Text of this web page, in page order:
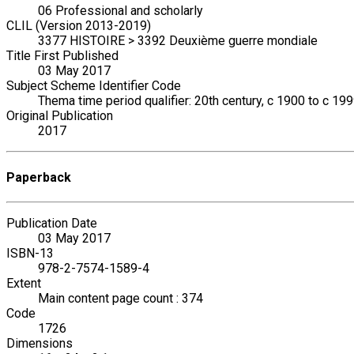
06 Professional and scholarly
CLIL (Version 2013-2019)
3377 HISTOIRE > 3392 Deuxième guerre mondiale
Title First Published
03 May 2017
Subject Scheme Identifier Code
Thema time period qualifier: 20th century, c 1900 to c
Original Publication
2017
Paperback
Publication Date
03 May 2017
ISBN-13
978-2-7574-1589-4
Extent
Main content page count : 374
Code
1726
Dimensions